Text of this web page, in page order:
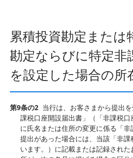
累積投資勘定または
勘定ならびに特定非
を設定した場合の所
第9条の2 当行は、お客さまから提出
課税口座開設届出書」（「非課税
に氏名または住所の変更に係る「
提出があった場合には、当該「非
います。）に記載または記録され